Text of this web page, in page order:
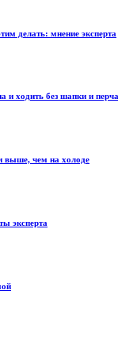
делать: мнение эксперта
и ходить без шапки и
выше, чем на холоде
эксперта